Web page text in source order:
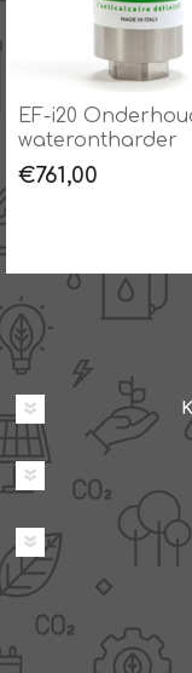
EF-i20
waterontharder
€761,00